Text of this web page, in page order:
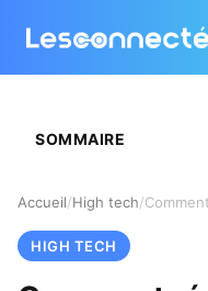
Accueil High tech
HIGH TECH
SOMMAIRE